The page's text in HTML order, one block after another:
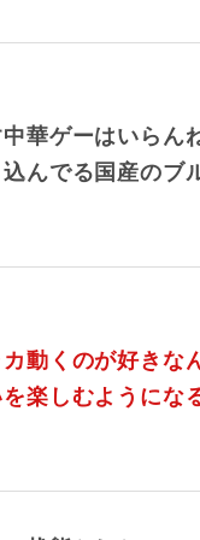
華ゲーはいらん
んでる国産のブ
動くのが好きな
楽しむようにな